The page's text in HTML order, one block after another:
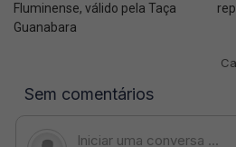
Fluminense, válido pela Taça
Guanabara